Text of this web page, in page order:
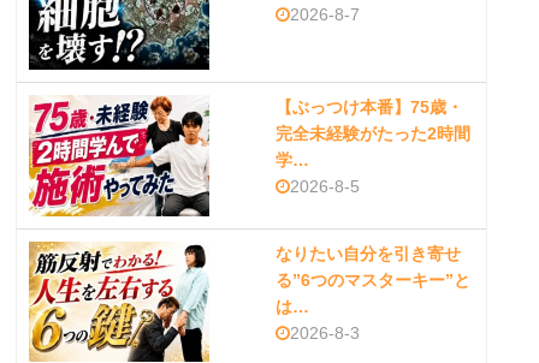
2026-8-7
【ぶっつけ本番】75歳・
完全未経験がたった2時間
学…
2026-8-5
なりたい自分を引き寄せ
る”6つのマスターキー”と
は…
2026-8-3